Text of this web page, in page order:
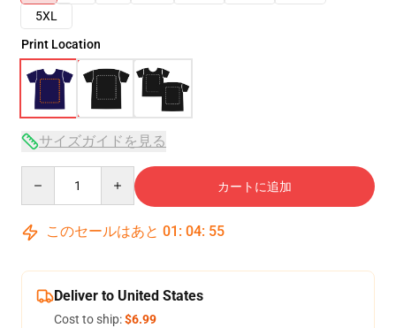
5XL
Print Location
サイズガイドを見る
カートに追加
このセールはあと 01 : 04: 54
Deliver to United States
Cost to ship:$6.99